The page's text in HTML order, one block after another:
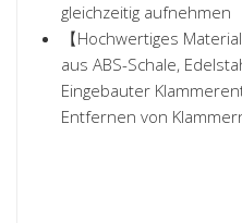
gleichzeitig aufnehmen
【Hochwertiges
aus ABS-Schale,
Eingebauter
Entfernen von